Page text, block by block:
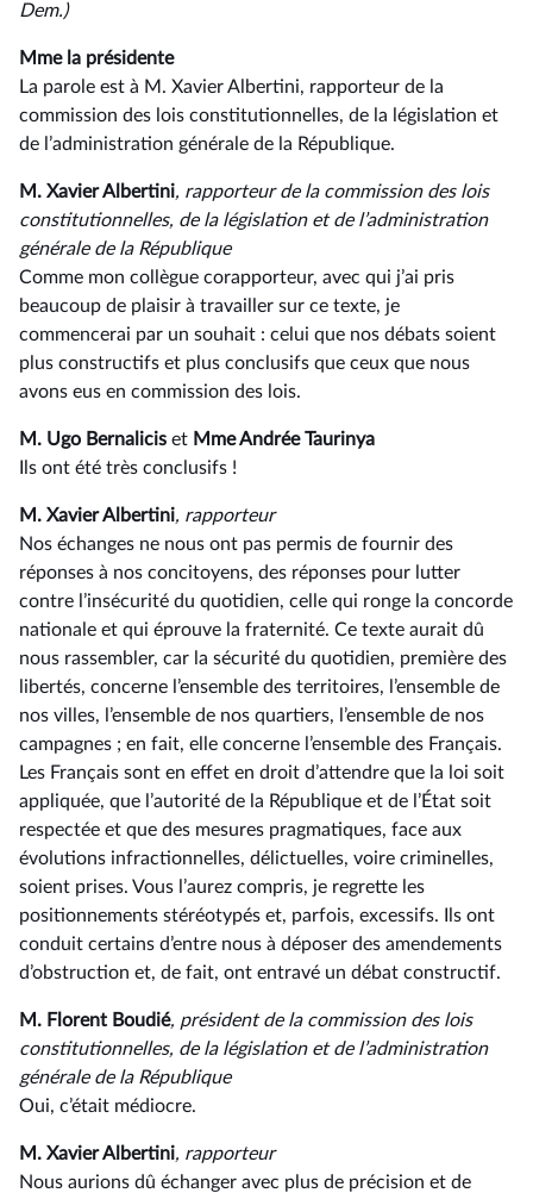
Dem.)
Mme la présidente
La parole est à M. Xavier Albertini, rapporteur de la
commission des lois constitutionnelles, de la législation et
de l’administration générale de la République.
M. Xavier Albertini, rapporteur de la commission des lois
constitutionnelles, de la législation et de l’administration
générale de la République
Comme mon collègue corapporteur, avec qui j’ai pris
beaucoup de plaisir à travailler sur ce texte, je
commencerai par un souhait : celui que nos débats soient
plus constructifs et plus conclusifs que ceux que nous
avons eus en commission des lois.
M. Ugo Bernalicis et Mme Andrée Taurinya
Ils ont été très conclusifs !
M. Xavier Albertini, rapporteur
Nos échanges ne nous ont pas permis de fournir des
réponses à nos concitoyens, des réponses pour lutter
contre l’insécurité du quotidien, celle qui ronge la concorde
nationale et qui éprouve la fraternité. Ce texte aurait dû
nous rassembler, car la sécurité du quotidien, première des
libertés, concerne l’ensemble des territoires, l’ensemble de
nos villes, l’ensemble de nos quartiers, l’ensemble de nos
campagnes ; en fait, elle concerne l’ensemble des Français.
Les Français sont en effet en droit d’attendre que la loi soit
appliquée, que l’autorité de la République et de l’État soit
respectée et que des mesures pragmatiques, face aux
évolutions infractionnelles, délictuelles, voire criminelles,
soient prises. Vous l’aurez compris, je regrette les
positionnements stéréotypés et, parfois, excessifs. Ils ont
conduit certains d’entre nous à déposer des amendements
d’obstruction et, de fait, ont entravé un débat constructif.
M. Florent Boudié, président de la commission des lois
constitutionnelles, de la législation et de l’administration
générale de la République
Oui, c’était médiocre.
M. Xavier Albertini, rapporteur
Nous aurions dû échanger avec plus de précision et de